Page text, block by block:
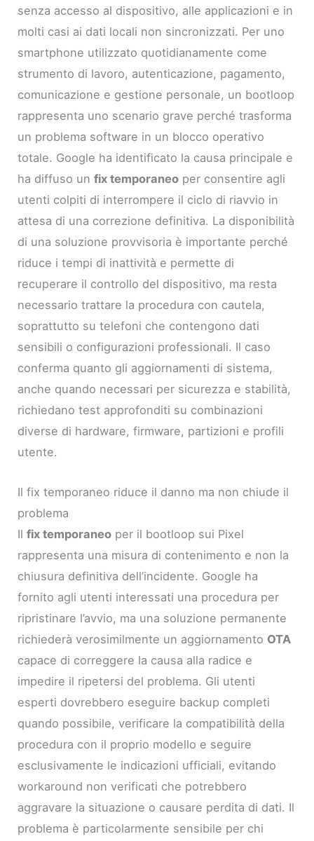
senza accesso al dispositivo, alle applicazioni e in
molti casi ai dati locali non sincronizzati. Per uno
smartphone utilizzato quotidianamente come
strumento di lavoro, autenticazione, pagamento,
comunicazione e gestione personale, un bootloop
rappresenta uno scenario grave perché trasforma
un problema software in un blocco operativo
totale. Google ha identificato la causa principale e
ha diffuso unfix temporaneo per consentire agli
utenti colpiti di interrompere il ciclo di riavvio in
attesa di una correzione definitiva. La disponibilità
di una soluzione provvisoria è importante perché
riduce i tempi di inattività e permette di
recuperare il controllo del dispositivo, ma resta
necessario trattare la procedura con cautela,
soprattutto su telefoni che contengono dati
sensibili o configurazioni professionali. Il caso
conferma quanto gli aggiornamenti di sistema,
anche quando necessari per sicurezza e stabilità,
richiedano test approfonditi su combinazioni
diverse di hardware, firmware, partizioni e profili
utente.
Il fix temporaneo riduce il danno ma non chiude il
problema
Ilfix temporaneo per il bootloop sui Pixel
rappresenta una misura di contenimento e non la
chiusura definitiva dell’incidente. Google ha
fornito agli utenti interessati una procedura per
ripristinare l’avvio, ma una soluzione permanente
richiederà verosimilmente un aggiornamento OTA
capace di correggere la causa alla radice e
impedire il ripetersi del problema. Gli utenti
esperti dovrebbero eseguire backup completi
quando possibile, verificare la compatibilità della
procedura con il proprio modello e seguire
esclusivamente le indicazioni ufficiali, evitando
workaround non verificati che potrebbero
aggravare la situazione o causare perdita di dati. Il
problema è particolarmente sensibile per chi